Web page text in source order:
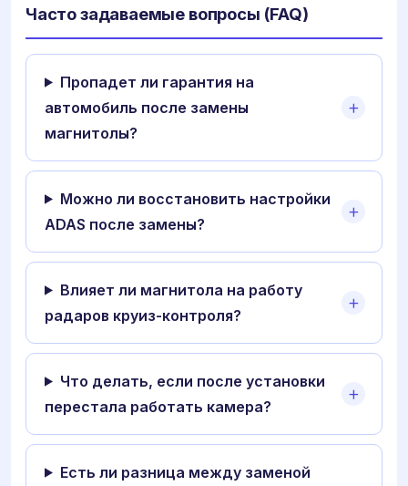
Часто задаваемые вопросы (FAQ)
Пропадет ли гарантия на
автомобиль после замены
магнитолы?
Можно ли восстановить настройки
ADAS после замены?
Влияет ли магнитола на работу
радаров круиз-контроля?
Что делать, если после установки
перестала работать камера?
Есть ли разница между заменой